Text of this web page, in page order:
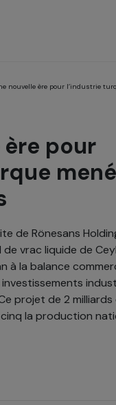
nouvelle ère pour l’industrie
ère pour
de Rönesans
vrac liquide de
à la balance
projet de 2
la production